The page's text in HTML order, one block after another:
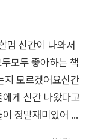
받고 본인의 주
멈 신간이 나와서
모두 좋아하는 책
지 모르겠어요신간
게 신간 나왔다고
정말재미있어 하